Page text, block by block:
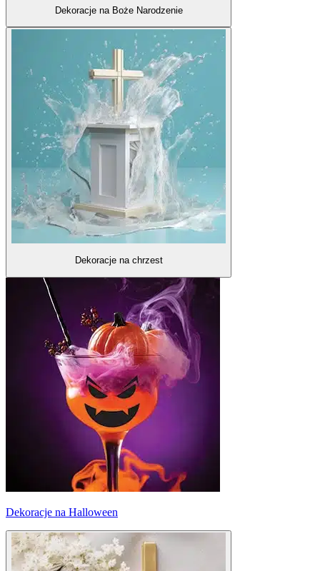
Dekoracje na Boże Narodzenie
Dekoracje na chrzest
Dekoracje na Halloween